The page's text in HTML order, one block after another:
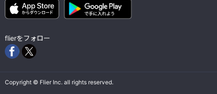
flierをフォロー
Copyright © Flier Inc. all rights reserved.